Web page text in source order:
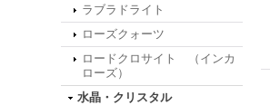
ラブラドライト
ローズクォーツ
ロードクロサイト （インカ
ローズ）
水晶・クリスタル